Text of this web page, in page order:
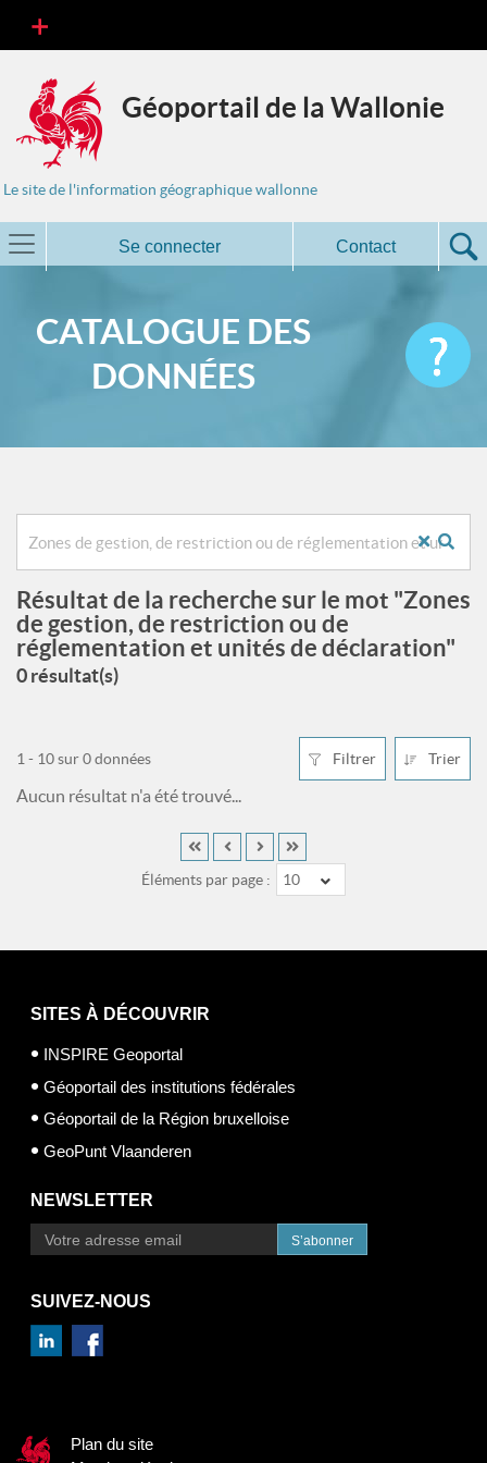
Géoportail de la Wallonie
Le site de l'information géographique wallonne
Se connecter Contact
CATALOGUE DES
DONNÉES
Résultat de la recherche sur le mot "Zones
de gestion, de restriction ou de
réglementation et unités de déclaration"
0 résultat(s)
Filtrer Trier
1 - 10 sur 0 données
Aucun résultat n'a été trouvé...
Éléments par page : 10
SITES À DÉCOUVRIR
INSPIRE Geoportal
Géoportail des institutions fédérales
Géoportail de la Région bruxelloise
GeoPunt Vlaanderen
NEWSLETTER
S’abonner
SUIVEZ-NOUS
Plan du site